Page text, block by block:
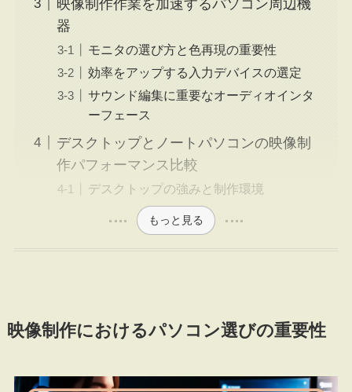
映像制作作業を加速するパソコン周辺機
器
モニタの選び方と色再現の重要性
効率をアップする入力デバイスの選定
サウンド編集に重要なオーディオインタ
ーフェース
デスクトップとノートパソコンの映像制
作パフォーマンス比較
デスクトップの強みと制作環境
もっと見る
映像制作におけるパソコン選びの重要性